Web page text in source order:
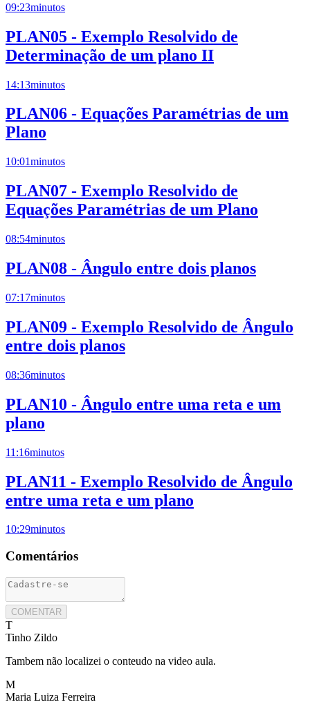
09:23minutos
PLAN05 - Exemplo Resolvido de
Determinação de um plano II
14:13minutos
PLAN06 - Equações Paramétrias de um
Plano
10:01minutos
PLAN07 - Exemplo Resolvido de
Equações Paramétrias de um Plano
08:54minutos
PLAN08 - Ângulo entre dois planos
07:17minutos
PLAN09 - Exemplo Resolvido de Ângulo
entre dois planos
08:36minutos
PLAN10 - Ângulo entre uma reta e um
plano
11:16minutos
PLAN11 - Exemplo Resolvido de Ângulo
entre uma reta e um plano
10:29minutos
Comentários
COMENTAR
T
Tinho Zildo
Tambem não localizei o conteudo na video aula.
M
Maria Luiza Ferreira